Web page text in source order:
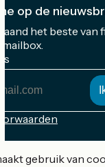
op de
het beste van
mailbox.
gebruik van